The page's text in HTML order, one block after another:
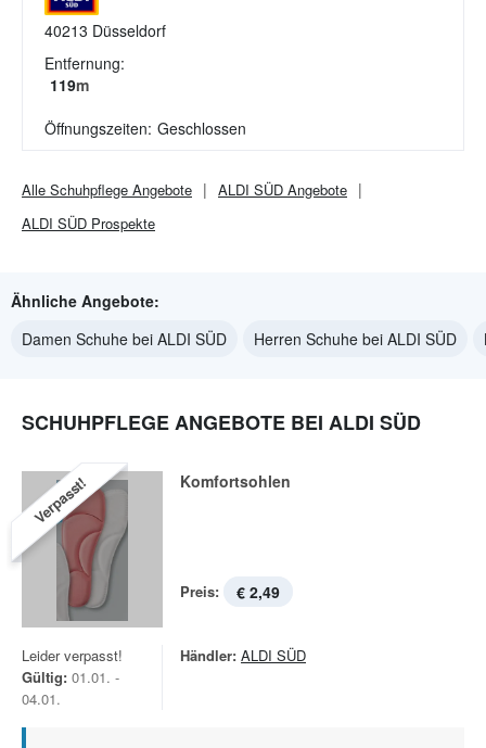
40213 Düsseldorf
Entfernung:
119m
Öffnungszeiten: Geschlossen
Alle Schuhpflege Angebote ALDI SÜD Angebote
ALDI SÜD Prospekte
Ähnliche Angebote:
Damen Schuhe bei ALDI SÜD
Herren Schuhe bei ALDI SÜD
SCHUHPFLEGE ANGEBOTE BEI ALDI SÜD
Verpasst! Komfortsohlen
Preis: € 2,49
Leider verpasst!
Gültig: 01.01. -
04.01.
Händler: ALDI SÜD